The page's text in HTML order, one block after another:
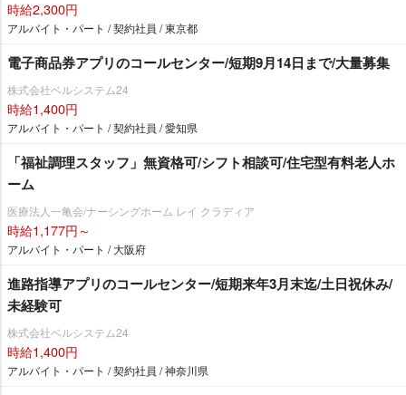
時給2,300円
アルバイト・パート / 契約社員 / 東京都
電子商品券アプリのコールセンター/短期9月14日まで/大量募集
株式会社ベルシステム24
時給1,400円
アルバイト・パート / 契約社員 / 愛知県
「福祉調理スタッフ」無資格可/シフト相談可/住宅型有料老人ホ
ーム
医療法人一亀会/ナーシングホーム レイ クラディア
時給1,177円～
アルバイト・パート / 大阪府
進路指導アプリのコールセンター/短期来年3月末迄/土日祝休み/
未経験可
株式会社ベルシステム24
時給1,400円
アルバイト・パート / 契約社員 / 神奈川県